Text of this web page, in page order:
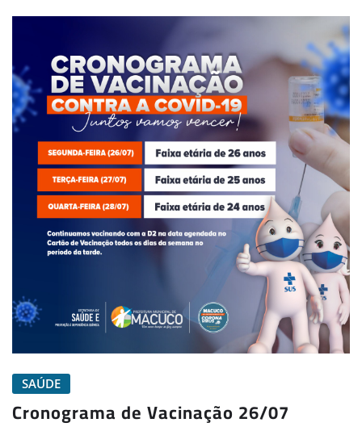
SAÚDE
Cronograma de Vacinação 26/07